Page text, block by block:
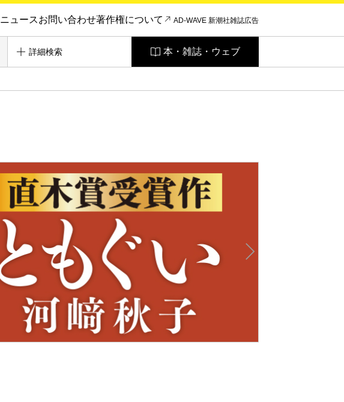
ニュースお問い合わせ著作権について AD-WAVE 新潮社雑誌広告
詳細検索 本・雑誌・ウェブ